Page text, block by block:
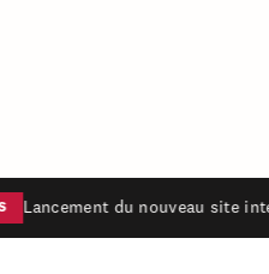
Lancement du nouveau site